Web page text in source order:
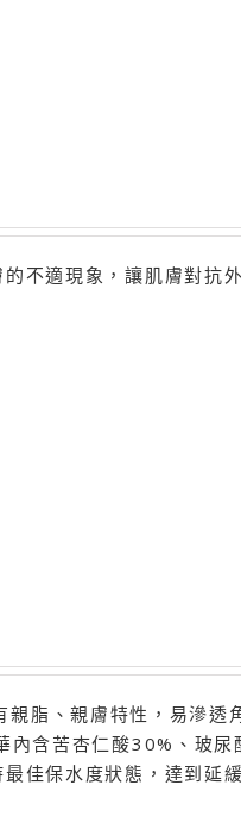
不適現象，讓肌膚對抗
脂、親膚特性，易滲透
內含苦杏仁酸30%、玻
佳保水度狀態，達到延